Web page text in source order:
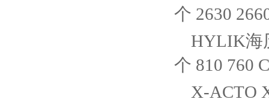
个 2630
HYLIK海
个 810 760
X-ACTO